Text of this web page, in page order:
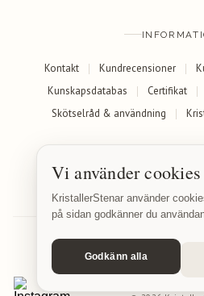
Kontakt Kundrecensioner
Kunskapsdatabas
Certifikat
Skötselråd & användning
Vi använder cookies
KristallerStenar använder
på sidan godkänner du
Godkänn alla